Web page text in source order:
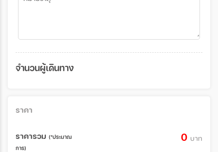
จำนวนผู้เดินทาง
ราคา
ราคารวม (*ประมาณ
การ)
0 บาท